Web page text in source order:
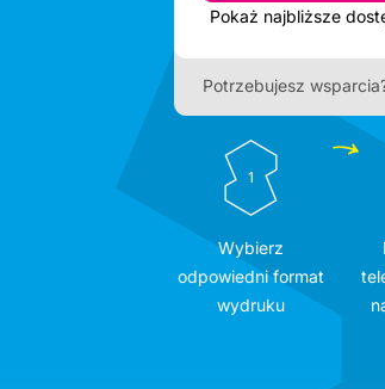
Potrzebujesz
1
Wybierz
odpowiedni format
wydruku